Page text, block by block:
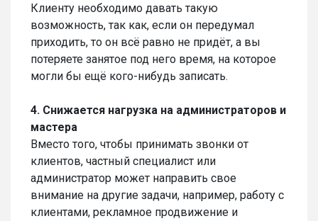
Клиенту необходимо давать такую
возможность, так как, если он передумал
приходить, то он всё равно не придёт, а вы
потеряете занятое под него время, на которое
могли бы ещё кого-нибудь записать.
4. Снижается нагрузка на администраторов и
мастера
Вместо того, чтобы принимать звонки от
клиентов, частный специалист или
администратор может направить свое
внимание на другие задачи, например, работу с
клиентами, рекламное продвижение и